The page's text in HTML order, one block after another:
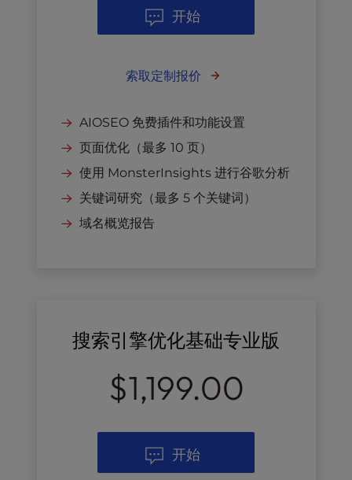
开始
索取定制报价
AIOSEO 免费插件和功能设置
页面优化（最多 10 页）
使用 MonsterInsights 进行谷歌分析
关键词研究（最多 5 个关键词）
域名概览报告
搜索引擎优化基础专业版
$1,199.00
开始